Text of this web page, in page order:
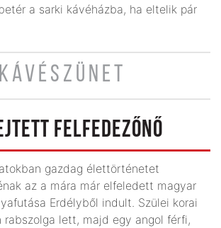
a sarki kávéházba, ha eltelik pár
KÁVÉSZÜNET
FELFEDEZŐNŐ
gazdag élettörténetet
az a mára már elfeledett magyar
Erdélyből indult. Szülei korai
rabszolga lett, majd egy angol férfi,